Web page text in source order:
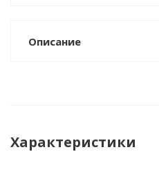
Описание
Характеристики